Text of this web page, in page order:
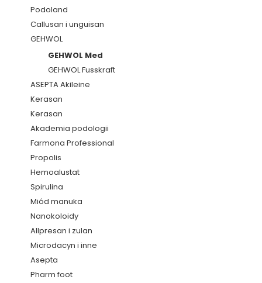
Podoland
Callusan i unguisan
GEHWOL
GEHWOL Med
GEHWOL Fusskraft
ASEPTA Akileine
Kerasan
Kerasan
Akademia podologii
Farmona Professional
Propolis
Hemoalustat
Spirulina
Miód manuka
Nanokoloidy
Allpresan i zulan
Microdacyn i inne
Asepta
Pharm foot